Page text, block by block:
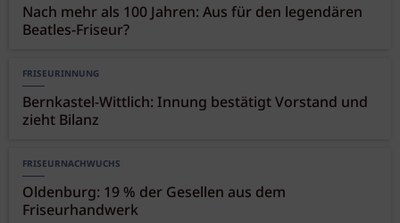
Nach mehr als 100 Jahren: Aus für den legendären
Beatles-Friseur?
FRISEURINNUNG
Bernkastel-Wittlich: Innung bestätigt Vorstand und
zieht Bilanz
FRISEURNACHWUCHS
Oldenburg: 19 % der Gesellen aus dem
Friseurhandwerk